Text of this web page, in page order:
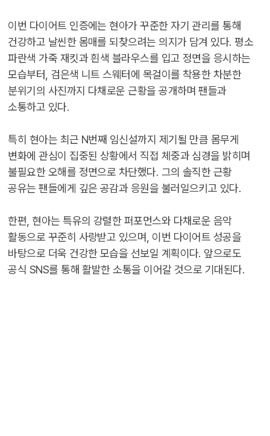
이번 다이어트 인증에는 현아가 꾸준한 자기 관리를 통해
건강하고 날씬한 몸매를 되찾으려는 의지가 담겨 있다. 평소
파란색 가죽 재킷과 흰색 블라우스를 입고 정면을 응시하는
모습부터, 검은색 니트 스웨터에 목걸이를 착용한 차분한
분위기의 사진까지 다채로운 근황을 공개하며 팬들과
소통하고 있다.
특히 현아는 최근 N번째 임신설까지 제기될 만큼 몸무게
변화에 관심이 집중된 상황에서 직접 체중과 심경을 밝히며
불필요한 오해를 정면으로 차단했다. 그의 솔직한 근황
공유는 팬들에게 깊은 공감과 응원을 불러일으키고 있다.
한편, 현아는 특유의 강렬한 퍼포먼스와 다채로운 음악
활동으로 꾸준히 사랑받고 있으며, 이번 다이어트 성공을
바탕으로 더욱 건강한 모습을 선보일 계획이다. 앞으로도
공식 SNS를 통해 활발한 소통을 이어갈 것으로 기대된다.